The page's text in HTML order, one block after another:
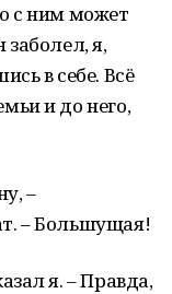
с ним может
заболел, я,
в себе. Всё
и до него,
–
– Большущая!
я. – Правда,